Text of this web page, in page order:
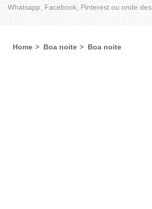
Whatsapp, Facebook, Pinterest ou onde
Home Boa noite Boa noite